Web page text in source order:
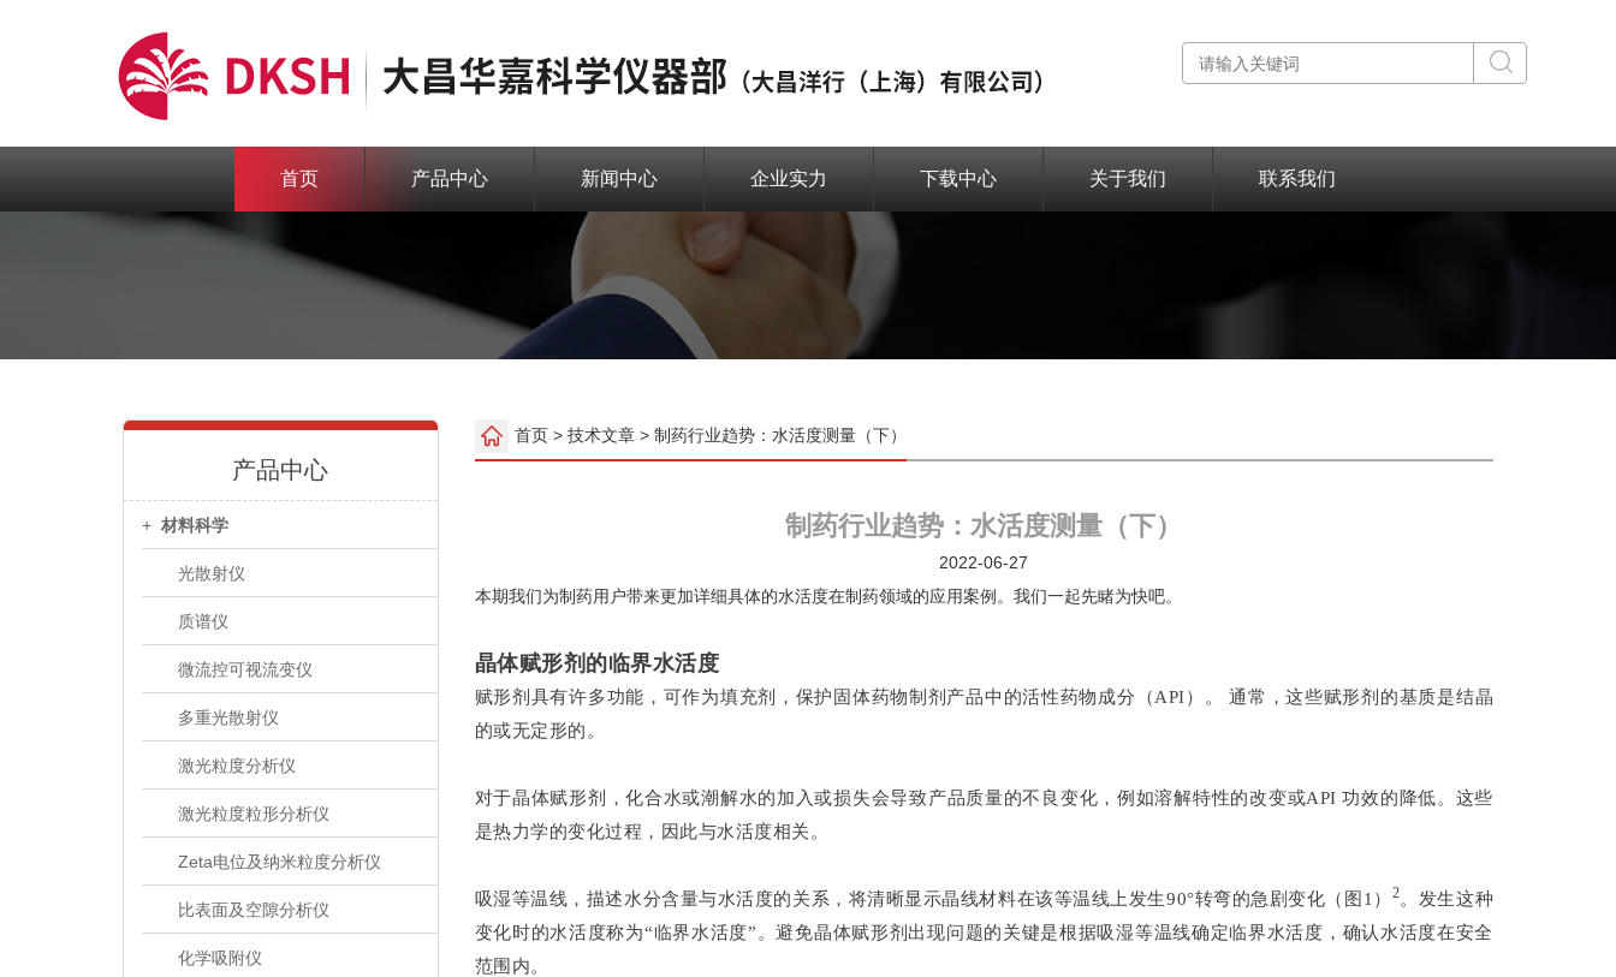
首页 产品中心 新闻中心 企业实力 下载中心 关于我们 联系我们
产品中心
+ 材料科学
光散射仪
质谱仪
微流控可视流变仪
多重光散射仪
激光粒度分析仪
激光粒度粒形分析仪
Zeta电位及纳米粒度分析仪
比表面及空隙分析仪
化学吸附仪
首页> 技术文章> 制药行业趋势：水活度测量（下）
制药行业趋势：水活度测量（下）
2022-06-27
本期我们为制药用户带来更加详细具体的水活度在制药领域的应用案例。我们一起先睹为快吧。
晶体赋形剂的临界水活度
赋形剂具有许多功能，可作为填充剂，保护固体药物制剂产品中的活性药物成分（API）。 通常，这些赋形剂的基质是结晶
的或无定形的。
对于晶体赋形剂，化合水或潮解水的加入或损失会导致产品质量的不良变化，例如溶解特性的改变或API 功效的降低。这些
是热力学的变化过程，因此与水活度相关。
吸湿等温线，描述水分含量与水活度的关系，将清晰显示晶线材料在该等温线上发生90°转弯的急剧变化（图1） 2。发生这种
变化时的水活度称为“临界水活度”。避免晶体赋形剂出现问题的关键是根据吸湿等温线确定临界水活度，确认水活度在安全
范围内。